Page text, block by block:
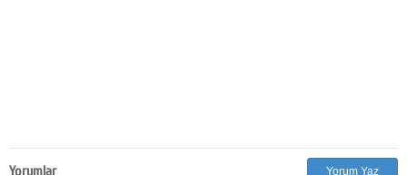
Yorumlar Yorum Yaz